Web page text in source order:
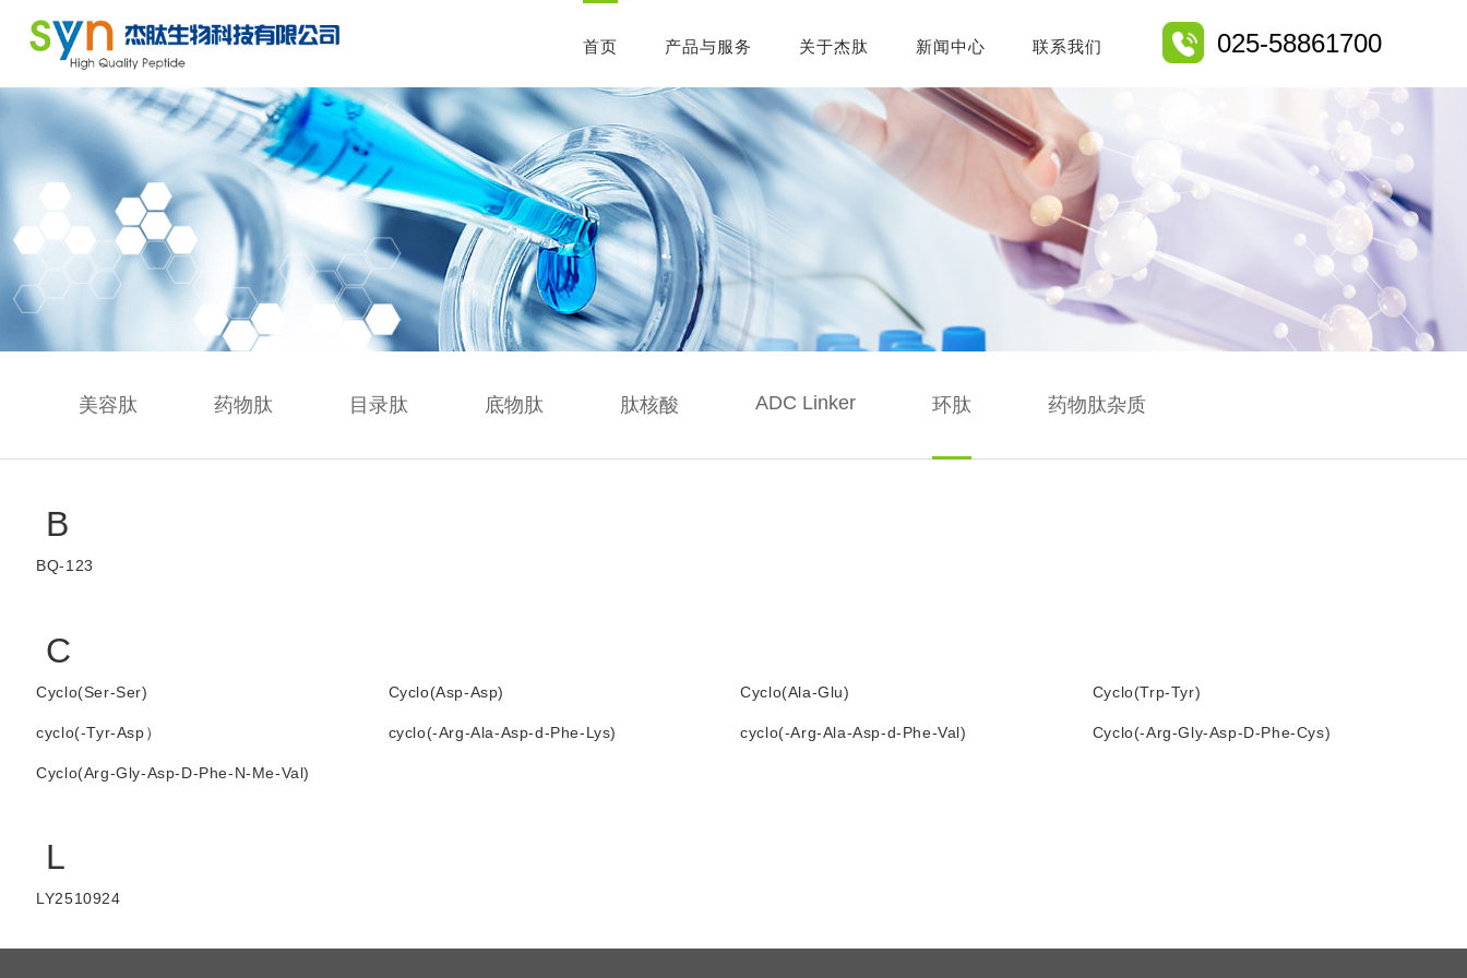
025-58861700
首页 产品与服务 关于杰肽 新闻中心 联系我们
美容肽 药物肽 目录肽 底物肽 肽核酸 ADC Linker 环肽 药物肽杂质
B
BQ-123
C
Cyclo(Ser-Ser) Cyclo(Asp-Asp) Cyclo(Ala-Glu) Cyclo(Trp-Tyr)
cyclo(-Tyr-Asp） cyclo(-Arg-Ala-Asp-d-Phe-Lys) cyclo(-Arg-Ala-Asp-d-Phe-Val) Cyclo(-Arg-Gly-Asp-D-Phe-Cys)
Cyclo(Arg-Gly-Asp-D-Phe-N-Me-Val)
L
LY2510924